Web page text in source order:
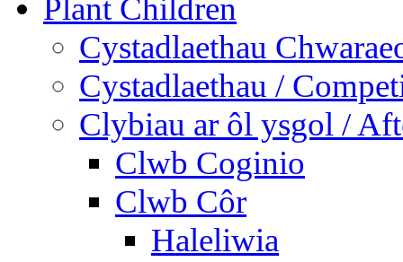
Plant Children
Cystadlaethau
Cystadlaethau /
Clybiau ar ôl ysgol /
Clwb Coginio
Clwb Côr
Haleliwia